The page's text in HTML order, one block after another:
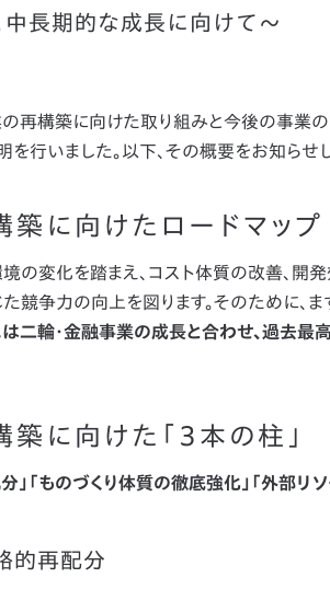
長期的な成長に向けて～
再構築に向けた取り組みと今後の事業
行いました。以下、その概要をお知らせし
に向けたロードマップ
の変化を踏まえ、コスト体質の改善、開
競争力の向上を図ります。そのために、ま
二輪・金融事業の成長と合わせ、過去
に向けた「3本の柱」
」「ものづくり体質の徹底強化」「外部リ
的再配分